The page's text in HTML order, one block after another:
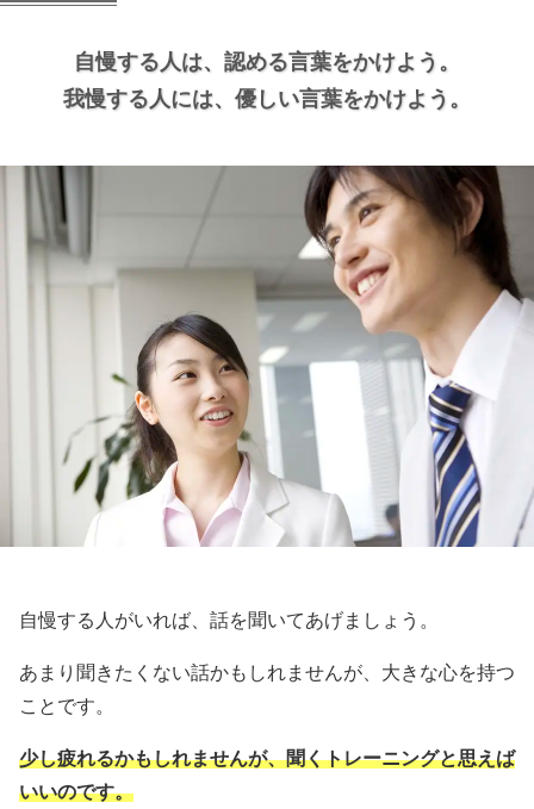
自慢する人は、 認める言葉をかけよう。
我慢する人には、 優しい言葉をかけよう。
自慢する人がいれば、話を聞いてあげましょう。
あまり聞きたくない話かもしれませんが、大きな心を持つ
ことです。
少し疲れるかもしれませんが、聞くトレーニングと思えば
いいのです。